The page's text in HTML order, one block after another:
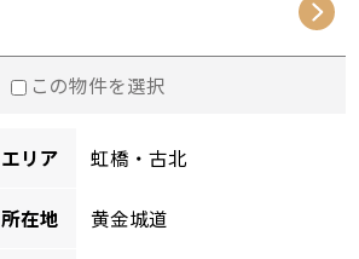
この物件を選択
エリア 虹橋・古北
所在地 黄金城道